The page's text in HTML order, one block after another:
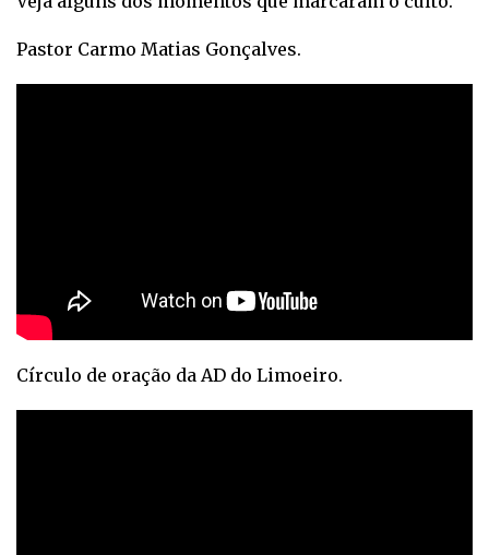
Pastor Carmo Matias Gonçalves.
Círculo de oração da AD do Limoeiro.